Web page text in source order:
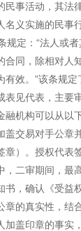
民事活动，其法
名义实施的民事
规定：“法人或者
合同，除相对人
有效。”该条规
见代表，主要
机构可以从以
盖交易对手公章
章）。授权代表
，二审期间，最
书，确认《受益
章的真实性，结
加盖印章的事实